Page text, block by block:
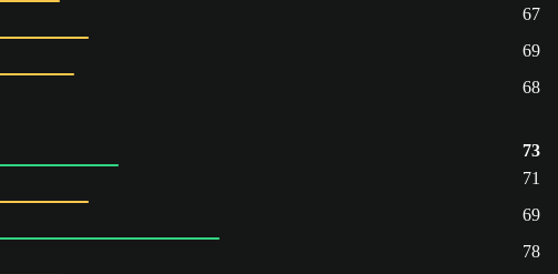
67
69
68
73
71
69
78